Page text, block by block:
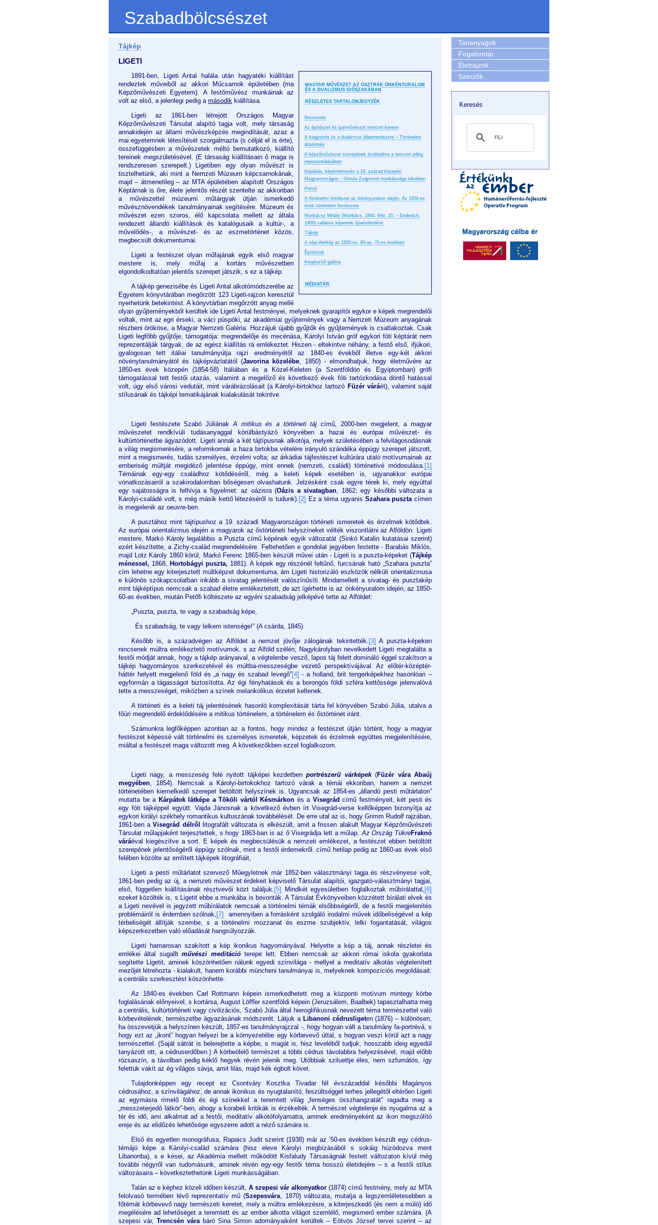
Szabadbölcsészet
Tájkép
LIGETI
MAGYAR MŰVÉSZET AZ OSZTRÁK ÖNKÉNYURALOM
ÉS A DUALIZMUS IDŐSZAKÁBAN
RÉSZLETES TARTALOMJEGYZÉK
Bevezetés
Az építészet és iparművészet nemzeti keretei
A kiegyezés és a dualizmus államrendszere – Történelmi
áttekintés
A képzőművészet szerepének érzékelése a nemzeti jelleg
reprezentálásában
Képlátás, képértelmezés a 19. század közepén
Magyarországon – Ormós Zsigmond munkássága tükrében
Portré
A történelmi festészet az önkényuralom idején. Az 1850-es
évek történelmi festészete
Munkácsy Mihály (Munkács, 1844. febr. 20. – Endenich,
1900) vallásos képeinek újraértékelése
Tájkép
A népi életkép az 1850-es, 60-as, 70-es években
Építészet
Kiegészítő galéria
MÉDIATÁR
1891-ben, Ligeti Antal halála után hagyatéki kiállítást
rendeztek műveiből az akkori Műcsarnok épületében (ma
Képzőművészeti Egyetem). A festőművész munkáinak az
volt az első, a jelenlegi pedig a második kiállítása.
Ligeti az 1861-ben létrejött Országos Magyar
Képzőművészeti Társulat alapító tagja volt, mely társaság
annakidején az állami művészképzés megindítását, azaz a
mai egyetemnek létesítését szorgalmazta (s célját el is érte),
összefüggésben a művészetek méltó bemutatkozó, kiállító
tereinek megszületésével. (E társaság kiállításain ő maga is
rendszeresen szerepelt.) Ligetiben egy olyan művészt is
tisztelhetünk, aki mint a Nemzeti Múzeum képcsarnokának,
majd – átmenetileg – az MTA épületében alapított Országos
Képtárnak is őre, élete jelentős részét szentelte az akkoriban
a művészettel múzeumi műtárgyak útján ismerkedő
művésznövendékek tanulmányainak segítésére. Múzeum és
művészet ezen szoros, élő kapcsolata mellett az általa
rendezett állandó kiállítások és katalógusaik a kultúr-, a
művelődés-, a művészet- és az eszmetörténet közös,
megbecsült dokumentumai.
Ligeti a festészet olyan műfajának egyik első magyar
mestere is, mely műfaj a kortárs művészetben
elgondolkodtatóan jelentős szerepet játszik, s ez a tájkép.
A tájkép genezisébe és Ligeti Antal alkotómódszerébe az
Egyetem könyvtárában megőrzött 123 Ligeti-rajzon keresztül
nyerhetünk betekintést. A könyvtárban megőrzött anyag mellé
olyan gyűjteményekből kerültek ide Ligeti Antal festményei, melyeknek gyarapítói egykor e képek megrendelői
voltak, mint az egri érseki, a váci püspöki, az akadémiai gyűjtemények vagy a Nemzeti Múzeum anyagának
részbeni örököse, a Magyar Nemzeti Galéria. Hozzájuk újabb gyűjtők és gyűjtemények is csatlakoztak. Csak
Ligeti legfőbb gyűjtője, támogatója: megrendelője és mecénása, Károlyi István gróf egykori fóti képtárát nem
reprezentálják tárgyak, de az egész kiállítás rá emlékeztet. Hiszen - eltekintve néhány, a festő első, ifjúkori,
gyalogosan tett itáliai tanulmányútja rajzi eredményétől az 1840-es évekből illetve egy-két akkori
növénytanulmányától és tájképvázlatától (Javorina közelébe, 1850) - elmondhatjuk, hogy életművére az
1850-es évek közepén (1854-58) Itáliában és a Közel-Keleten (a Szentföldön és Egyiptomban) grófi
támogatással tett festői utazás, valamint a megelőző és következő évek fóti tartózkodása döntő hatással
volt, úgy első városi vedutáit, mint várábrázolásait (a Károlyi-birtokhoz tartozó Füzér váráét), valamint saját
stílusának és tájképi tematikájának kialakulását tekintve.
Ligeti festészete Szabó JúliánakA mitikus és a történeti táj című, 2000-ben megjelent, a magyar
művészetet rendkívüli tudásanyaggal körülbástyázó könyvében a hazai és európai művészet- és
kultúrtörténetbe ágyazódott. Ligeti annak a két tájtípusnak alkotója, melyek születésében a felvilágosodásnak
a világ megismerésére, a reformkornak a haza birtokba vételére irányuló szándéka éppúgy szerepet játszott,
mint a megismerés, tudás személyes, érzelmi volta; az árkádiai tájfestészet kultúrára utaló motívumainak az
emberiség múltját megidéző jelentése éppúgy, mint ennek (nemzeti, családi) történetivé módosulása. [1]
Témáinak egy-egy családhoz kötődéséről, még a keleti képek esetében is, ugyanakkor európai
vonatkozásairól a szakirodalomban bőségesen olvashatunk. Jelzésként csak egyre térek ki, mely egyúttal
egy sajátosságra is felhívja a figyelmet: az oázisra (Oázis a sivatagban, 1862; egy későbbi változata a
Károlyi-családé volt, s még másik kettő létezéséről is tudunk). [2] Ez a téma ugyanis Szahara pusztacímen
is megjelenik az oeuvre-ben.
A pusztához mint tájtípushoz a 19. századi Magyarországon történeti ismeretek és érzelmek kötődtek.
Az európai orientalizmus idején a magyarok az őstörténeti helyszíneket vélték viszontlátni az Alföldön. Ligeti
mestere, Markó Károly legalábbis a Puszta című képének egyik változatát (Sinkó Katalin kutatásai szerint)
ezért készítette, a Zichy-család megrendelésére. Feltehetően e gondolat jegyében festette - Barabás Miklós,
majd Lotz Károly 1860 körül, Markó Ferenc 1865-ben készült művei után - Ligeti is a puszta-képeket (Tájkép
ménessel, 1868, Hortobágyi puszta, 1881). A képek egy részénél feltűnő, furcsának ható „Szahara puszta”
cím lehetne egy kiterjesztett múltképzet dokumentuma, ám Ligeti historizáló eszközök nélküli orientalizmusa
e különös szókapcsolatban inkább a sivatag jelentését valószínűsíti. Mindamellett a sivatag- és pusztakép
mint tájképtípus nemcsak a szabad életre emlékeztetett, de azt ígérhette is az önkényuralom idején, az 1850-
60-as években, miután Petőfi költészete az egyéni szabadság jelképévé tette az Alföldet:
„Puszta, puszta, te vagy a szabadság képe,
És szabadság, te vagy lelkem istensége!” (A csárda, 1845)
Később is, a századvégen az Alföldet a nemzet jövője zálogának tekintették. [3] A puszta-képeken
nincsenek múltra emlékeztető motívumok, s az Alföld szélén, Nagykárolyban nevelkedett Ligeti megtalálta a
festői módját annak, hogy a tájkép arányaival, a végtelenbe vesző, lapos táj felett domináló éggel szakítson a
tájkép hagyományos szerkezetével és múltba-messzeségbe vezető perspektívájával. Az előtér-középtér-
háttér helyett megjelenő föld és „a nagy és szabad levegő”[4] - a holland, brit tengerképekhez hasonlóan –
egyformán a tágasságot biztosította. Az égi fényhatások és a borongós földi szféra kettőssége jelenvalóvá
tette a messzeséget, miközben a színek melankolikus érzetet keltenek.
A történeti és a keleti táj jelentésének hasonló komplexitását tárta fel könyvében Szabó Júlia, utalva a
főúri megrendelő érdeklődésére a mitikus történelem, a történelem és őstörténet iránt.
Számunkra legfőképpen azonban az a fontos, hogy mindez a festészet útján történt, hogy a magyar
festészet képessé vált történelmi és személyes ismeretek, képzetek és érzelmek együttes megjelenítésére,
miáltal a festészet maga változott meg. A következőkben ezzel foglalkozom.
Ligeti nagy, a messzeség felé nyitott tájképei kezdetbenportrészerű várképek(Füzér vára Abaúj
megyében, 1854). Nemcsak a Károlyi-birtokokhoz tartozó várak a témái ekkoriban, hanem a nemzet
történetében kiemelkedő szerepet betöltött helyszínek is. Ugyancsak az 1854-es „állandó pesti műtárlaton”
mutatta be a Kárpátok látképe a Tököli vártól Késmárkon és a Visegrád című festményeit, két pesti és
egy fóti tájképpel együtt. Vajda Jánosnak a következő évben írt Visegrád-verse kellőképpen bizonyítja az
egykori királyi székhely romantikus kultuszának továbbélését. De erre utal az is, hogy Grimm Rudolf rajzában,
1861-ben aVisegrád délről
litografált változata is elkészült, amit a frissen alakult Magyar Képzőművészeti
Társulat műlapjaként terjesztettek, s hogy 1863-ban is az ő Visegrádja lett a műlap.Az Ország TükreFraknó
váráéval kiegészítve a sort. E képek és megbecsülésük a nemzeti emlékezet, a festészet ebben betöltött
szerepének jelentőségéről éppúgy szólnak, mint a festői érdemekről.című hetilap pedig az 1860-as évek első
felében közölte az említett tájképek litográfiáit,
Ligeti a pesti műtárlatot szervező Műegyletnek már 1852-ben választmányi tagja és részvényese volt,
1861-ben pedig az új, a nemzeti művészet érdekeit képviselő Társulat alapítói, igazgató-választmányi tagjai,
első, független kiállításának résztvevői közt találjuk. [5] Mindkét egyesületben foglalkoztak műbírálattal, [6]
ezeket közölték is, s Ligetit ebbe a munkába is bevonták. A Társulat Évkönyveiben közzétett bírálati elvek és
a Ligeti nevével is jegyzett műbírálatok nemcsak a történelmi témák elsőbbségéről, de a festői megjelenítés
problémáiról is érdemben szólnak, [7]
amennyiben a forrásként szolgáló irodalmi művek időbeliségével a kép
térbeliségét állítják szembe, s a történelmi mozzanat és eszme szubjektív, lelki fogantatását, világos
képszerkezetben való előadását hangsúlyozzák.
Ligeti hamarosan szakított a kép ikonikus hagyományával. Helyette a kép a táj, annak részletei és
emlékei által sugalltművészi meditációterepe lett. Ebben nemcsak az akkori római iskola gyakorlata
segítette Ligetit, aminek köszönhetően nálunk egyedi színvilága - mellyel a meditatív alkotás végtelenített
mezőjét létrehozta - kialakult, hanem korábbi müncheni tanulmányai is, melyeknek kompozíciós megoldásait:
a centrális szerkesztést köszönhette.
Az 1840-es években Carl Rottmann képein ismerkedhetett meg a központi motívum mintegy körbe
foglalásának előnyeivel, s kortársa, August Löffler szentföldi képein (Jeruzsálem, Baalbek) tapasztalhatta meg
a centrális, kultúrtörténeti vagy civilizációs, Szabó Júlia által hieroglifikusnak nevezett téma természettel való
körbevételének, természetbe ágyazásának módszerét. Látjuk a Libanoni cédrusligeten (1876) – különösen,
ha összevetjük a helyszínen készült, 1857-es tanulmányrajzzal -, hogy hogyan vált a tanulmány fa-portrévá, s
hogy ezt az „ikont” hogyan helyezi be a környezetébe egy körbevevő úttal, s hogyan veszi körül azt a nagy
természettel. (Saját sátrát is belerejtette a képbe, s magát is, hisz leveléből tudjuk, hosszabb ideig egyedül
tanyázott ott, a cédruserdőben.) A körbeölelő természet a többi cédrus távolabbra helyezésével, majd előbb
rózsaszín, a távolban pedig kéklő hegyek révén jelenik meg. Utóbbiak sziluettje éles, nem szfumátós, így
felettük vakít az ég világos sávja, amit lilás, majd kék égbolt követ.
Tulajdonképpen egy recept ez Csontváry Kosztka Tivadar fél évszázaddal későbbi Magányos
cédrusához, a színvilágához, de annak ikonikus és nyugtalanító, feszültséggel terhes jellegétől eltérően Ligeti
az egymásra rímelő földi és égi színekkel a teremtett világ „fenséges összhangzatát” ragadta meg a
„messzeterjedő látkör”-ben, ahogy a korabeli kritikák is érzékelték. A természet végtelenje és nyugalma az a
tér és idő, ami alkalmat ad a festői, meditatív alkotófolyamatra, aminek eredményeként az ikon megszólító
ereje és az elidőzés lehetősége egyszerre adott a néző számára is.
Első és egyetlen monográfusa, Rapaics Judit szerint (1938) már az ’50-es években készült egy cédrus-
témájú képe a Károlyi-család számára (hisz eleve Károlyi megbízásából s sokáig húzódozva ment
Libanonba), s e kései, az Akadémia mellett működött Kisfaludy Társaságnak festett változaton kívül még
további négyről van tudomásunk, aminek révén egy-egy festői téma hosszú életidejére – s a festői stílus
változásaira – következtethetünk Ligeti munkásságában.
Talán az e képhez közeli időben készült, A szepesi vár alkonyatkor (1874) című festmény, mely az MTA
felolvasó termében lévő reprezentatív mű (Szepesvára, 1870) változata, mutatja a legszemléletesebben a
főtémát körbevevő nagy természeti keretet, mely a múltra emlékezésre, a kiterjeszkedő (és nem a múló) idő
megélésére ad lehetőséget a teremtett és az ember alkotta világot szemlélő, megismerő ember számára. (A
szepesi vár,Trencsén várabáró Sina Simon adományaiként kerültek – Eötvös József tervei szerint – az
Tananyagok
Fogalomtár
Életrajzok
Szerzők
Keresés